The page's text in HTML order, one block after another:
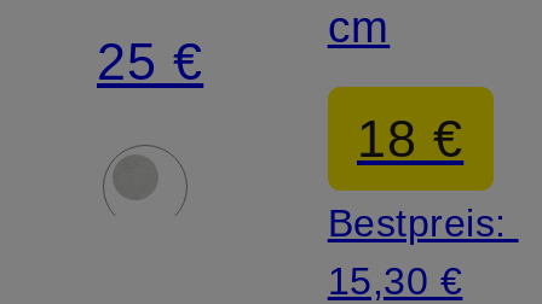
25 €
cm
18 €
Bestpreis:
15,30 €